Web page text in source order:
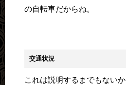
の自転車だからね。
交通状況
これは説明するまでもないか